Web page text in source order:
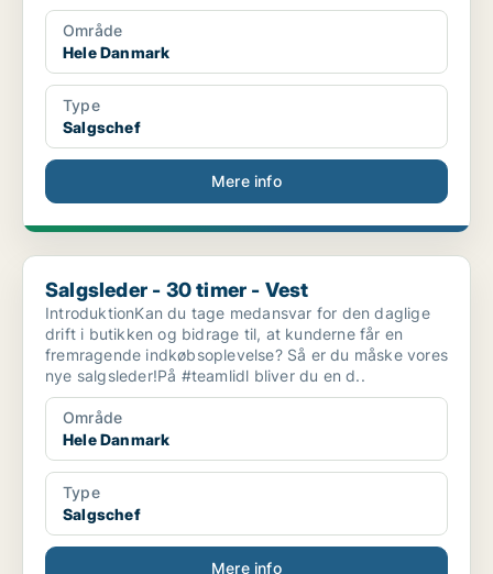
Område
Hele Danmark
Type
Salgschef
Mere info
Salgsleder - 30 timer - Vest
Salgsleder - 30 timer - Vest
IntroduktionKan du tage medansvar for den daglige
drift i butikken og bidrage til, at kunderne får en
fremragende indkøbsoplevelse? Så er du måske vores
nye salgsleder!På #teamlidl bliver du en d..
Område
Hele Danmark
Type
Salgschef
Mere info